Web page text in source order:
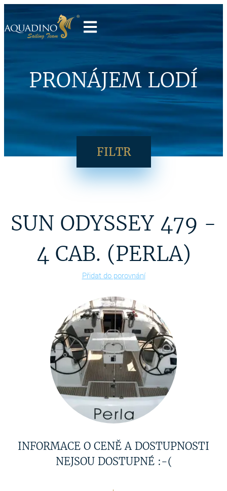
PRONÁJEM LODÍ
FILTR
SUN ODYSSEY 479 -
4 CAB. (PERLA)
Přidat do porovnání
INFORMACE O CENĚ A DOSTUPNOSTI
NEJSOU DOSTUPNÉ :-(